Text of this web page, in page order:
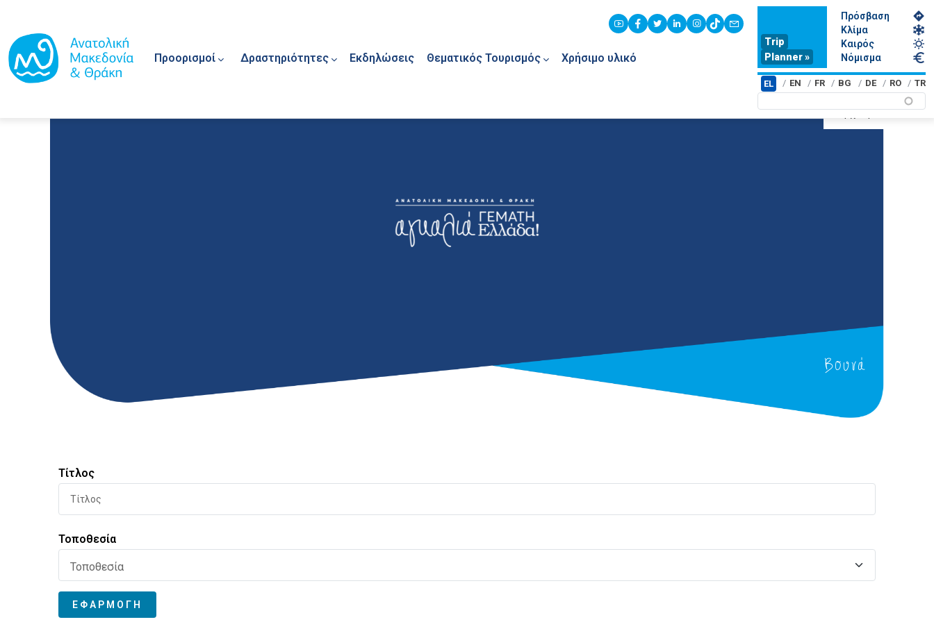
Προορισμοί Δραστηριότητες Εκδηλώσεις Θεματικός Τουρισμός Χρήσιμο υλικό
youtubefacebook
twitterlinkedininstagram
tiktokcontact
Trip
Planner »
Πρόσβαση
Κλίμα
Καιρός
Νόμισμα
EL EN FR BG DE RO TR
Βουνά
Αρχική
Τίτλος
Τοποθεσία